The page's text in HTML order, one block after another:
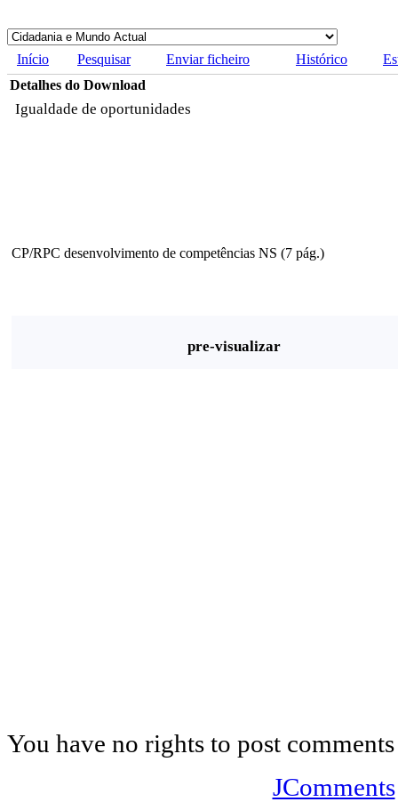
Início Pesquisar Enviar ficheiro Histórico
Detalhes do Download
Igualdade de oportunidades
CP/RPC desenvolvimento de competências NS (7 pág.)
pre-visualizar
You have no rights to post comments
JComments